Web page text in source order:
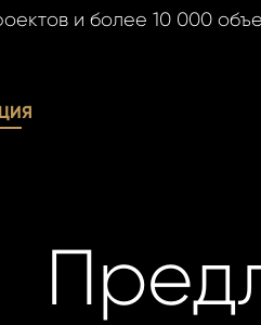
и более 10 000